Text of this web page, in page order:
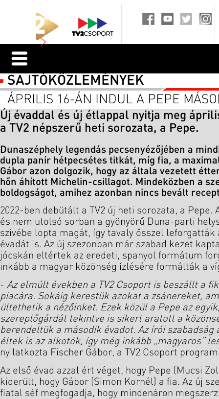
SAJTÓKÖZLEMÉNYEK
ÁPRILIS 16-ÁN INDUL A PEPE
Új évaddal és új étlappal nyitja meg
a TV2 népszerű heti sorozata, a Pepe.
Dunaszéphely legendás pecsenyézőjében a
dupla panír hétpecsétes titkát, míg fia, a
Gábor azon dolgozik, hogy az általa vezetett
hőn áhított Michelin-csillagot. Mindeközben a
boldogságot, amihez azonban nincs bevált
2022-ben debütált a TV2 új heti sorozata, a Pepe.
és nem utolsó sorban a gyönyörű Duna-parti
szívébe lopta magát, így tavaly ősszel leforgatták
évadát is. Az új szezonban már szabad kezet
jócskán eltértek az eredeti, spanyol formátum
inkább a magyar közönség ízlésére formálták a
- Az elmúlt években a TV2 Csoport is beszállt a
piacára. Sokáig kerestük azokat a zsánereket,
ültethetik a nézőinket. Ezek közül a Pepe az
szereplőgárdát tekintve is sikert aratott a
berendeltük a második évadot. Az írói
éltek is az alkotók, így még inkább „magyaros”
nyilatkozta Fischer Gábor, a TV2 Csoport
Az első évad azzal ért véget, hogy Pepe (Mucsi
kiderült, hogy Gábor (Simon Kornél) a fia. Az új
fiatal séf megfogadja, hogy mindenáron